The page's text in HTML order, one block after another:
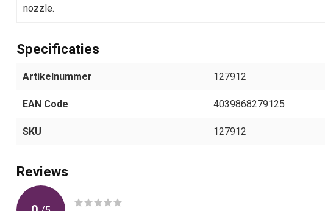
nozzle.
Specificaties
Artikelnummer 127912
EAN Code 4039868279125
SKU 127912
Reviews